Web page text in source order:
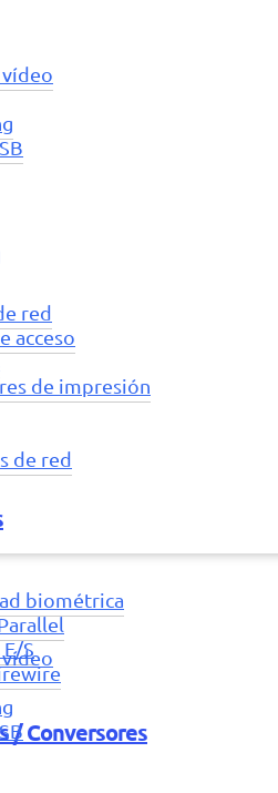
red
acceso
de impresión
de red
biométrica
S
/ Conversores